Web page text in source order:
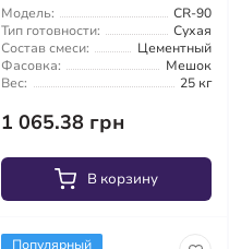
Модель:
CR-90
Тип готовности:
Сухая
Состав смеси:
Цементный
Фасовка:
Мешок
Вес:
25 кг
1 065.38 грн
В корзину
Популярный